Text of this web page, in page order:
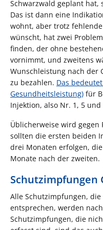
Schwarzwald geplant hat,
Das ist dann eine
wohnt, aber trotz
wünscht, hat zwei
finden, der ohne
vornimmt, und zweitens
Wunschleistung nach der
zu bezahlen. Das
Gesundheitsleistung) für
Injektion, also Nr. 1, 5 und
Üblicherweise wird gegen
sollten die ersten beiden
drei Monaten erfolgen,
Monate nach der zweiten.
Schutzimpfungen
Alle Schutzimpfungen,
entsprechen, werden
Schutzimpfungen, die